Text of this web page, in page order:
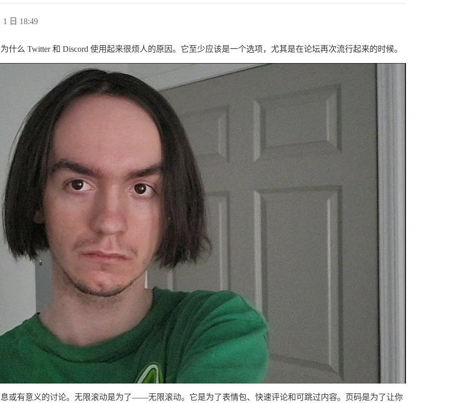
1 日 18:49
什么 Twitter 和 Discord 使用起来很烦人的原因。它至少应该是一个选项，尤其是在论坛再次流行起来的时候。
或有意义的讨论。无限滚动是为了——无限滚动。它是为了表情包、快速评论和可跳过内容。页码是为了让你